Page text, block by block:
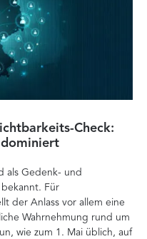
Check:
als Gedenk- und
Für
der Anlass vor allem eine
Wahrnehmung rund um
wie zum 1. Mai üblich, auf